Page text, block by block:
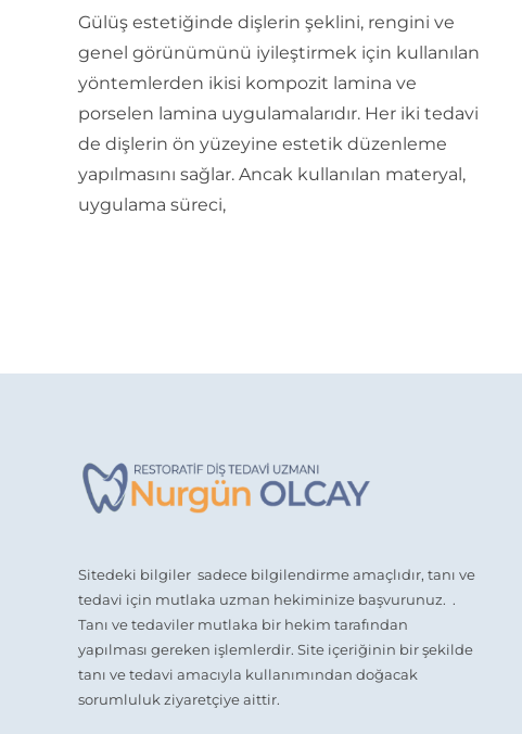
Gülüş estetiğinde dişlerin şeklini, rengini ve
genel görünümünü iyileştirmek için kullanılan
yöntemlerden ikisi kompozit lamina ve
porselen lamina uygulamalarıdır. Her iki tedavi
de dişlerin ön yüzeyine estetik düzenleme
yapılmasını sağlar. Ancak kullanılan materyal,
uygulama süreci,
Sitedeki bilgiler sadece bilgilendirme amaçlıdır, tanı ve
tedavi için mutlaka uzman hekiminize başvurunuz. .
Tanı ve tedaviler mutlaka bir hekim tarafından
yapılması gereken işlemlerdir. Site içeriğinin bir şekilde
tanı ve tedavi amacıyla kullanımından doğacak
sorumluluk ziyaretçiye aittir.